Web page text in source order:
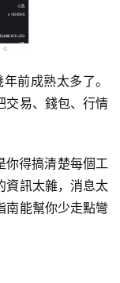
前成熟太多了。
交易、錢包、行情
你得搞清楚每個工
資訊太雜，消息太
南能幫你少走點彎